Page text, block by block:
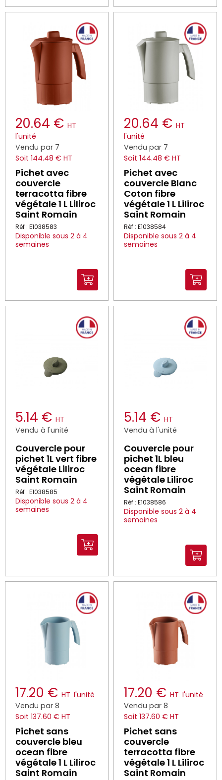
20.64 € HT
l'unité
Vendu par 7
Soit 144.48 € HT
Pichet avec
couvercle
terracotta fibre
végétale 1 L Liliroc
Saint Romain
Réf : E1038583
Disponible sous 2 à 4
semaines
20.64 € HT
l'unité
Vendu par 7
Soit 144.48 € HT
Pichet avec
couvercle Blanc
Coton fibre
végétale 1 L Liliroc
Saint Romain
Réf : E1038584
Disponible sous 2 à 4
semaines
5.14 € HT
Vendu à l'unité
Couvercle pour
pichet 1L vert fibre
végétale Liliroc
Saint Romain
Réf : E1038585
Disponible sous 2 à 4
semaines
5.14 € HT
Vendu à l'unité
Couvercle pour
pichet 1L bleu
ocean fibre
végétale Liliroc
Saint Romain
Réf : E1038586
Disponible sous 2 à 4
semaines
17.20 € HT l'unité
Vendu par 8
Soit 137.60 € HT
Pichet sans
couvercle bleu
ocean fibre
végétale 1 L Liliroc
Saint Romain
17.20 € HT l'unité
Vendu par 8
Soit 137.60 € HT
Pichet sans
couvercle
terracotta fibre
végétale 1 L Liliroc
Saint Romain